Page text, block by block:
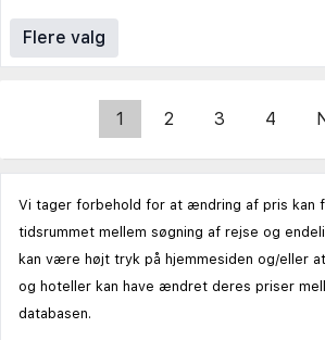
Flere valg
1 2 3 4
Vi tager forbehold for at ændring af pris kan
tidsrummet mellem søgning af rejse og
kan være højt tryk på hjemmesiden og/eller
og hoteller kan have ændret deres priser
databasen.